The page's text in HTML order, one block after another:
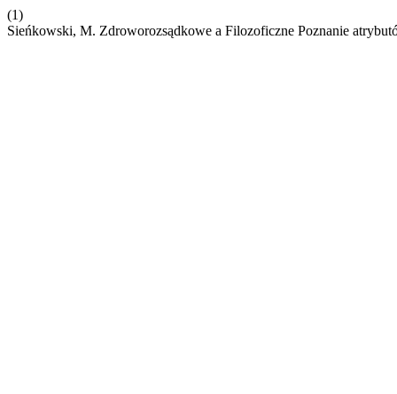
(1)
Sieńkowski, M. Zdroworozsądkowe a Filozoficzne Poznanie